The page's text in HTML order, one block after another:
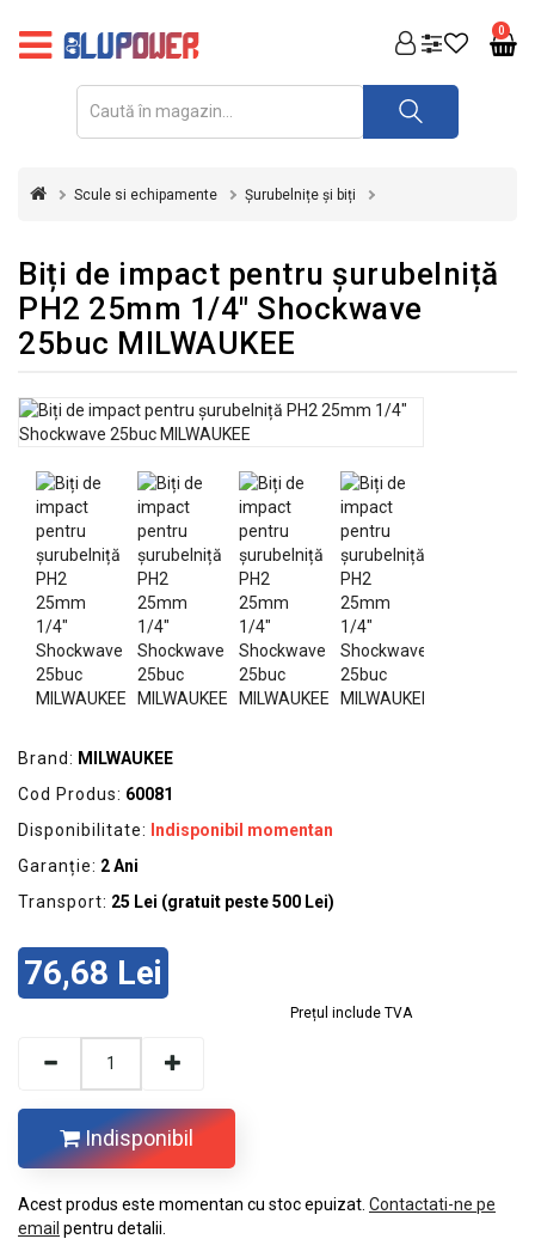
0
FOTOVOLTAICE
REDRESOARE
INVERTOARE
UPS
STABILIZATOARE
DE
TENSIUNE
CASA
GRADINA
SCULE
ECHIPAMENTE
ELECTRICE
DE
KITURI
Scule si echipamente Șurubelnițe și biți
Biți de impact pentru șurubelniță
PH2 25mm 1/4" Shockwave
25buc MILWAUKEE
Brand: MILWAUKEE
Cod Produs: 60081
Disponibilitate:
Indisponibil momentan
Garanție: 2 Ani
Transport: 25 Lei (gratuit peste 500 Lei)
76,68 Lei
Prețul include TVA
Indisponibil
Acest produs este momentan cu stoc epuizat. Contactati-ne pe
email pentru detalii.